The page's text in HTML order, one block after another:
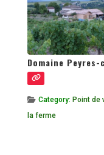
Domaine Peyres-
Category: Point de
la ferme